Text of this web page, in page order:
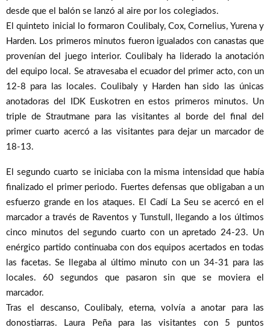
desde que el balón se lanzó al aire por los colegiados.
El quinteto inicial lo formaron Coulibaly, Cox, Cornelius, Yurena y
Harden. Los primeros minutos fueron igualados con canastas que
provenían del juego interior. Coulibaly ha liderado la anotación
del equipo local. Se atravesaba el ecuador del primer acto, con un
12-8 para las locales. Coulibaly y Harden han sido las únicas
anotadoras del IDK Euskotren en estos primeros minutos. Un
triple de Strautmane para las visitantes al borde del final del
primer cuarto acercó a las visitantes para dejar un marcador de
18-13.
El segundo cuarto se iniciaba con la misma intensidad que había
finalizado el primer periodo. Fuertes defensas que obligaban a un
esfuerzo grande en los ataques. El Cadí La Seu se acercó en el
marcador a través de Raventos y Tunstull, llegando a los últimos
cinco minutos del segundo cuarto con un apretado 24-23. Un
enérgico partido continuaba con dos equipos acertados en todas
las facetas. Se llegaba al último minuto con un 34-31 para las
locales. 60 segundos que pasaron sin que se moviera el
marcador.
Tras el descanso, Coulibaly, eterna, volvía a anotar para las
donostiarras. Laura Peña para las visitantes con 5 puntos